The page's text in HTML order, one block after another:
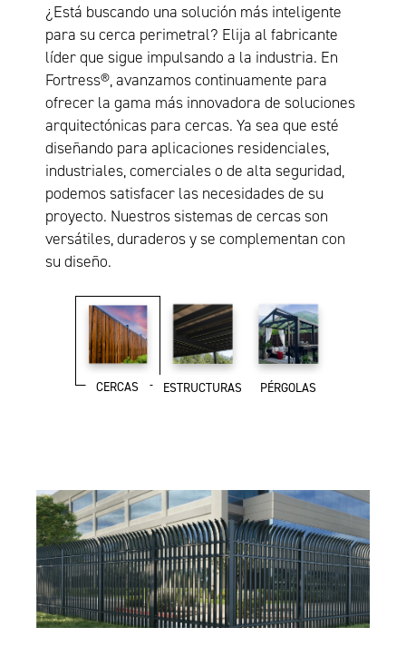
¿Está buscando una solución más inteligente
para su cerca perimetral? Elija al fabricante
líder que sigue impulsando a la industria. En
Fortress®, avanzamos continuamente para
ofrecer la gama más innovadora de soluciones
arquitectónicas para cercas. Ya sea que esté
diseñando para aplicaciones residenciales,
industriales, comerciales o de alta seguridad,
podemos satisfacer las necesidades de su
proyecto. Nuestros sistemas de cercas son
versátiles, duraderos y se complementan con
su diseño.
CERCAS ESTRUCTURAS PÉRGOLAS